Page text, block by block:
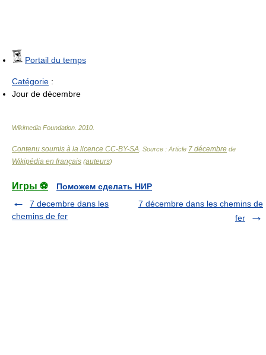
Portail du temps
Catégorie :
Jour de décembre
Wikimedia Foundation 2010
Contenu soumis à la licence CC-BY-SA . Source : Article 7 décembre de
Wikipédia en français (auteurs)
Игры ⚽
Поможем сделать НИР
7 decembre dans les
chemins de fer
7 décembre dans les chemins de
fer